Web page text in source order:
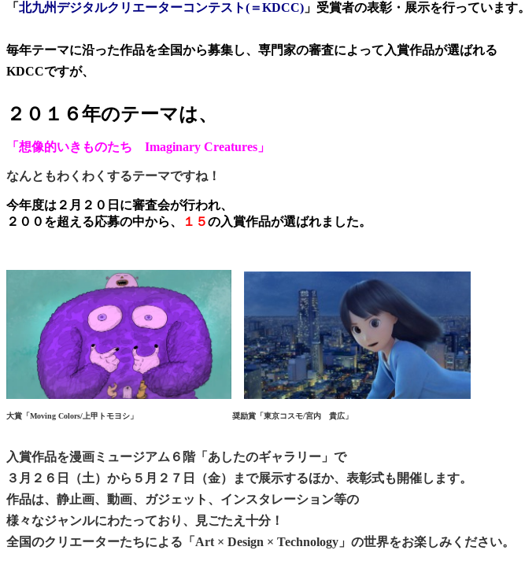
「 北九州デジタルクリエーターコンテスト(＝KDCC) 」受賞者の表彰・展示を行っています。
毎年テーマに沿った作品を全国から募集し、専門家の審査によって入賞作品が選ばれる
KDCCですが、
２０１６年のテーマは、
「想像的いきものたち Imaginary Creatures」
なんともわくわくするテーマですね！
今年度は２月２０日に審査会が行われ、
２００を超える応募の中から、
１５の入賞作品が選ばれました。
大賞「Moving Colors/上甲トモヨシ」 奨励賞「東京コスモ/宮内 貴広」
入賞作品を漫画ミュージアム６階「あしたのギャラリー」で
３月２６日（土）から５月２７日（金）まで展示するほか、表彰式も開催します。
作品は、静止画、動画、ガジェット、インスタレーション等の
様々なジャンルにわたっており、
見ごたえ十分！
全国のクリエーターたちによる「Art × Design × Technology」の世界をお楽しみください。